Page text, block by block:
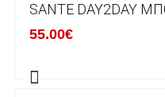
Τα προϊόντα που
του ηλεκτρονικού
SANTE DAY2DAY
55.00€